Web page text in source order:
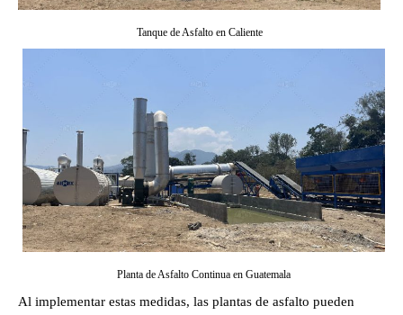
Tanque de Asfalto en Caliente
Planta de Asfalto Continua en Guatemala
Al implementar estas medidas, las plantas de asfalto pueden